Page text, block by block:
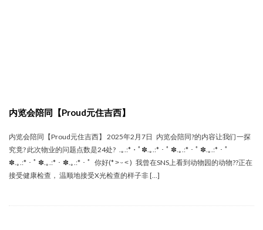
内览会陪同【Proud元住吉西】
内览会陪同【Proud元住吉西】 2025年2月7日 内览会陪同?的内容让我们一探
究竟? 此次物业的问题点数是24处? .｡.:*・ﾟ✽.｡.:*・ﾟ ✽.｡.:*・ﾟ ✽.｡.:*・ﾟ
✽.｡.:*・ﾟ ✽.｡.:*・✽.｡.:*・ﾟ 你好(* ˃ ᵕ ˂ ) 我曾在SNS上看到动物园的动物??正在
接受健康检查， 温顺地接受X光检查的样子非 […]